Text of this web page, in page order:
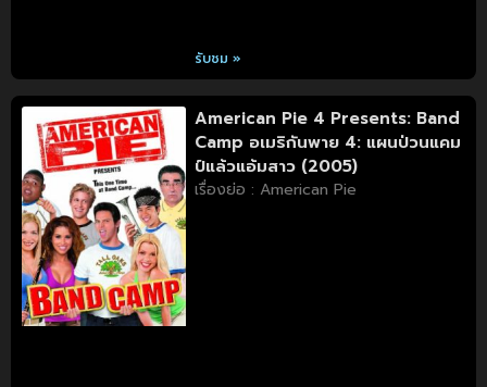
รับชม »
American Pie 4 Presents: Band
Camp อเมริกันพาย 4: แผนป่วนแคม
ป์แล้วแอ้มสาว (2005)
เรื่องย่อ : American Pie